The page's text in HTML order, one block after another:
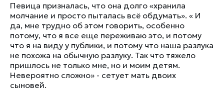
Певица призналась, что она долго «хранила
молчание и просто пыталась всё обдумать». « И
да, мне трудно об этом говорить, особенно
потому, что я все еще переживаю это, и потому
что я на виду у публики, и потому что наша разлука
не похожа на обычную разлуку. Так что тяжело
пришлось не только мне, но и моим детям.
Невероятно сложно» - сетует мать двоих
сыновей.